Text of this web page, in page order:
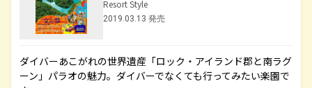
Resort Style
2019.03.13 発売
ダイバーあこがれの世界遺産「ロック・アイランド郡と南ラグ
ーン」パラオの魅力。ダイバーでなくても行ってみたい楽園で